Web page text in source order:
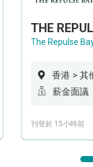
The Repulse
香港 > 其
薪金面議
刊登於 15小時前